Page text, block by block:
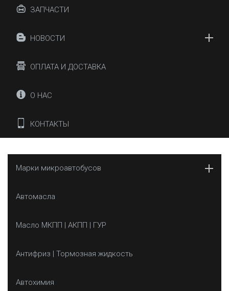
ЗАПЧАСТИ
НОВОСТИ
ОПЛАТА И ДОСТАВКА
О НАС
КОНТАКТЫ
Марки микроавтобусов
Автомасла
Масло МКПП | АКПП | ГУР
Антифриз | Тормозная жидкость
Автохимия